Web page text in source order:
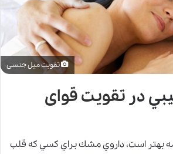
تقویت میل جنسی
درتقويت قوای
بهتر است، داروي مشك براي كسي كه قلب